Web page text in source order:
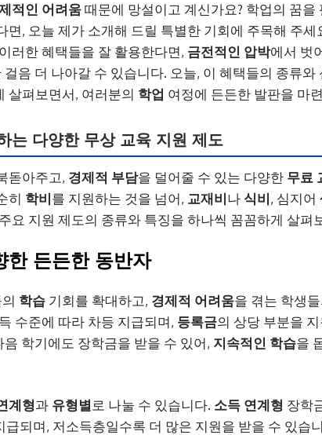
적인 어려움때문에 망설이고 계신가요? 학업의 꿈을
, 오늘 제가 소개해 드릴 특별한 기회에 주목해 주세
러한 혜택들을 잘 활용한다면, 금전적인 압박에서 벗
음 더 나아갈 수 있습니다. 오늘, 이 혜택들의 종류와
살펴보면서, 여러분의 학업 여정에 든든한 발판을 마
는 다양한 무상 교육 지원 제도
돋아주고, 경제적 부담을 덜어줄 수 있는 다양한 무료
히 학비를 지원하는 것을 넘어, 교재비나 식비, 심지어
요 지원 제도의 종류와 특징을 하나씩 꼼꼼하게 살펴
한 든든한 동반자
학습 기회를 확대하고, 경제적 어려움을 겪는 학생
수준에 따라 차등 지급되며, 등록금의 상당 부분을
학기에도 장학금을 받을 수 있어, 지속적인 학습을
계형과 유형별 로 나눌 수 있습니다. 소득 연계형 장학
되며, 저소득층일수록 더 많은 지원을 받을 수 있습